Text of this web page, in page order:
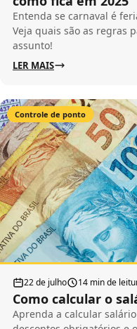
Entenda se carnaval é
Veja quais são as regras
assunto!
LER MAIS
Controle de ponto
22 de julho 14 min de
Como calcular o
Aprenda a calcular